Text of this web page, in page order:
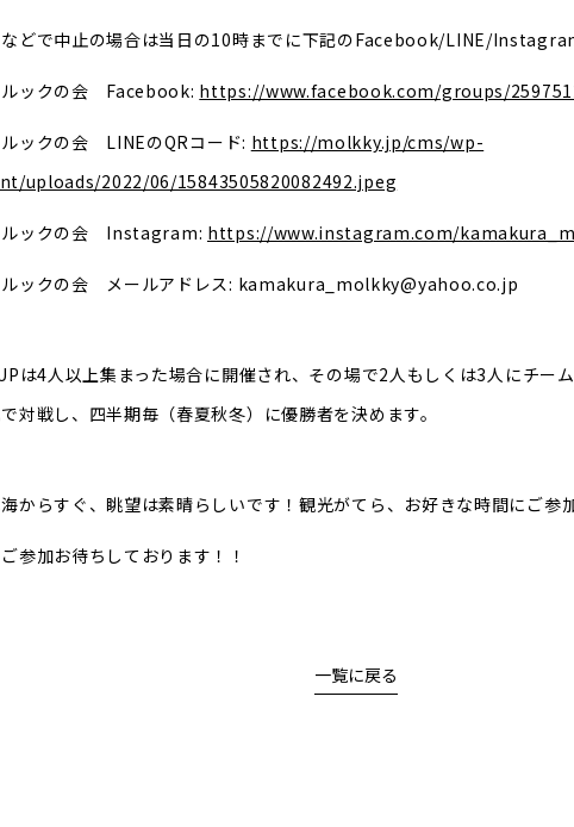
どで中止の場合は当日の10時までに下記のFacebook/LINE/
ルックの会 Facebook: https://www.facebook.com/groups/
ックの会 LINEのQRコード: https://molkky.jp/cms/wp-
uploads/2022/06/15843505820082492.jpeg
ルックの会 Instagram: https://www.instagram.com/
ルックの会 メールアドレス: kamakura_molkky@yahoo.co.jp
は4人以上集まった場合に開催され、その場で2人もしくは3人にチー
対戦し、四半期毎（春夏秋冬）に優勝者を決めます。
からすぐ、眺望は素晴らしいです！観光がてら、お好きな時間にご参加
参加お待ちしております！！
一覧に戻る